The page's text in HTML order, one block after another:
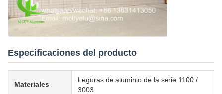
Especificaciones del producto
Materiales
Leguras de aluminio de la serie 1100 /
3003